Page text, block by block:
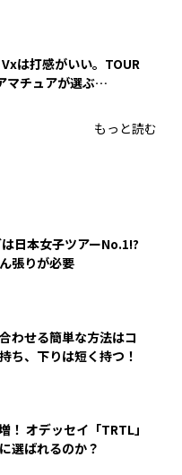
Vxは打感がいい。TOUR
マチュアが選ぶ
もっと読む
日本女子ツアーNo.1!?
張りが必要
わせる簡単な方法はコ
ち、下りは短く持つ！
！ オデッセイ「TRTL」
選ばれるのか？